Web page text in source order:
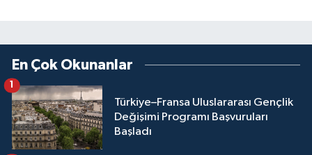
En Çok Okunanlar
Türkiye–Fransa Uluslararası Gençlik
Değişimi Programı Başvuruları
Başladı
1